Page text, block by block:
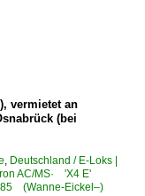
vermietet an
(bei
, Deutschland / E-Loks |
AC/MS· 'X4 E'
(Wanne-Eickel–)